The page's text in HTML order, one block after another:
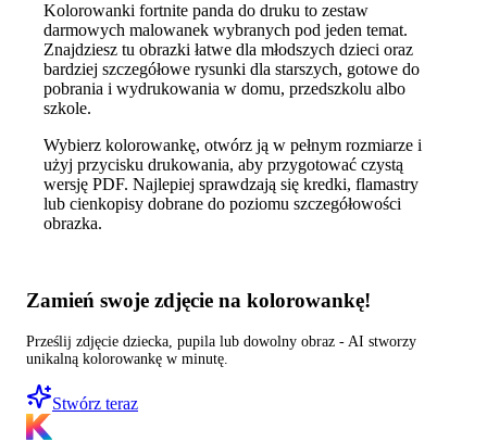
Kolorowanki fortnite panda do druku to zestaw
darmowych malowanek wybranych pod jeden temat.
Znajdziesz tu obrazki łatwe dla młodszych dzieci oraz
bardziej szczegółowe rysunki dla starszych, gotowe do
pobrania i wydrukowania w domu, przedszkolu albo
szkole.
Wybierz kolorowankę, otwórz ją w pełnym rozmiarze i
użyj przycisku drukowania, aby przygotować czystą
wersję PDF. Najlepiej sprawdzają się kredki, flamastry
lub cienkopisy dobrane do poziomu szczegółowości
obrazka.
Zamień swoje zdjęcie na kolorowankę!
Prześlij zdjęcie dziecka, pupila lub dowolny obraz - AI stworzy
unikalną kolorowankę w minutę.
Stwórz teraz